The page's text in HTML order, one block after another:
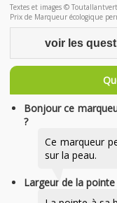
Textes et images ©
Prix de Marqueur écologique
voir les
Bonjour ce
?
Ce marqueur
sur la peau.
Largeur de la pointe